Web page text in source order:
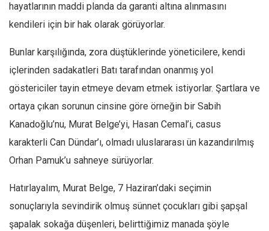
Dosyalar
hayatlarının maddi planda da garanti altına alınmasını
kendileri için bir hak olarak görüyorlar.
Bunlar karşılığında, zora düştüklerinde yöneticilere, kendi
içlerinden sadakatleri Batı tarafından onanmış yol
göstericiler tayin etmeye devam etmek istiyorlar. Şartlara ve
ortaya çıkan sorunun cinsine göre örneğin bir Sabih
Kanadoğlu’nu, Murat Belge’yi, Hasan Cemal’i, casus
karakterli Can Dündar’ı, olmadı uluslararası ün kazandırılmış
Orhan Pamuk’u sahneye sürüyorlar.
Hatırlayalım, Murat Belge, 7 Haziran’daki seçimin
sonuçlarıyla sevindirik olmuş sünnet çocukları gibi şapşal
şapalak sokağa düşenleri, belirttiğimiz manada şöyle